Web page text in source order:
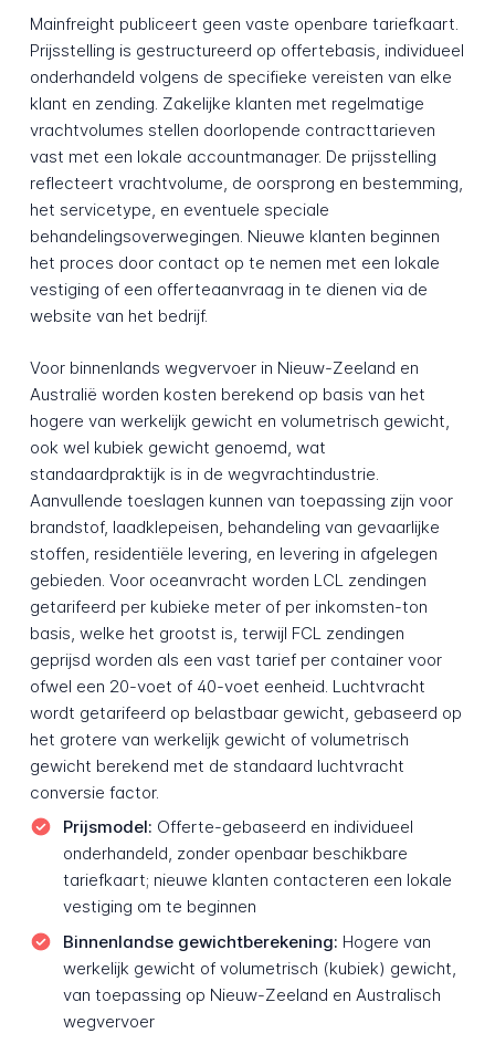
Mainfreight publiceert geen vaste openbare tariefkaart.
Prijsstelling is gestructureerd op offertebasis, individueel
onderhandeld volgens de specifieke vereisten van elke
klant en zending. Zakelijke klanten met regelmatige
vrachtvolumes stellen doorlopende contracttarieven
vast met een lokale accountmanager. De prijsstelling
reflecteert vrachtvolume, de oorsprong en bestemming,
het servicetype, en eventuele speciale
behandelingsoverwegingen. Nieuwe klanten beginnen
het proces door contact op te nemen met een lokale
vestiging of een offerteaanvraag in te dienen via de
website van het bedrijf.
Voor binnenlands wegvervoer in Nieuw-Zeeland en
Australië worden kosten berekend op basis van het
hogere van werkelijk gewicht en volumetrisch gewicht,
ook wel kubiek gewicht genoemd, wat
standaardpraktijk is in de wegvrachtindustrie.
Aanvullende toeslagen kunnen van toepassing zijn voor
brandstof, laadklepeisen, behandeling van gevaarlijke
stoffen, residentiële levering, en levering in afgelegen
gebieden. Voor oceanvracht worden LCL zendingen
getarifeerd per kubieke meter of per inkomsten-ton
basis, welke het grootst is, terwijl FCL zendingen
geprijsd worden als een vast tarief per container voor
ofwel een 20-voet of 40-voet eenheid. Luchtvracht
wordt getarifeerd op belastbaar gewicht, gebaseerd op
het grotere van werkelijk gewicht of volumetrisch
gewicht berekend met de standaard luchtvracht
conversie factor.
Prijsmodel: Offerte-gebaseerd en individueel
onderhandeld, zonder openbaar beschikbare
tariefkaart; nieuwe klanten contacteren een lokale
vestiging om te beginnen
Binnenlandse gewichtberekening: Hogere van
werkelijk gewicht of volumetrisch (kubiek) gewicht,
van toepassing op Nieuw-Zeeland en Australisch
wegvervoer